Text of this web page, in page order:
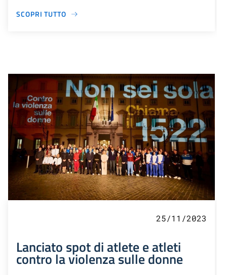
SCOPRI TUTTO
25/11/2023
Lanciato spot di atlete e atleti
contro la violenza sulle donne